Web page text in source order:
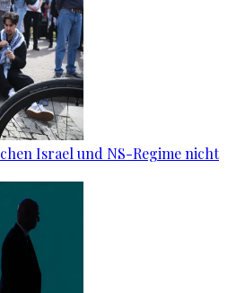
Is­ra­el und NS-Re­gime nicht